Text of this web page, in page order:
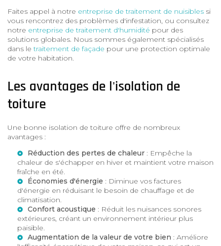
Faites appel à notre entreprise de traitement de nuisibles si
vous rencontrez des problèmes d'infestation, ou consultez
notre entreprise de traitement d'humidité pour des
solutions globales. Nous sommes également spécialisés
dans letraitement de façade pour une protection optimale
de votre habitation.
Les avantages de l'isolation de
toiture
Une bonne isolation de toiture offre de nombreux
avantages :
Réduction des pertes de chaleur : Empêche la
chaleur de s'échapper en hiver et maintient votre maison
fraîche en été.
Économies d'énergie : Diminue vos factures
d'énergie en réduisant le besoin de chauffage et de
climatisation.
Confort acoustique : Réduit les nuisances sonores
extérieures, créant un environnement intérieur plus
paisible.
Augmentation de la valeur de votre bien : Améliore